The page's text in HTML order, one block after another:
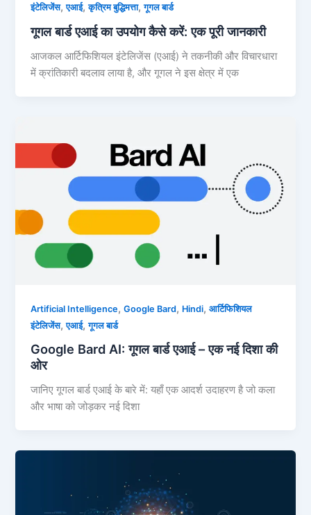
इंटेलिजेंस,एआई,कृत्रिम बुद्धिमत्ता,गूगल बार्ड
गूगल बार्ड एआई का उपयोग कैसे करें: एक पूरी जानकारी
आजकल आर्टिफिशियल इंटेलिजेंस (एआई) ने तकनीकी और विचारधारा
में क्रांतिकारी बदलाव लाया है, और गूगल ने इस क्षेत्र में एक
Artificial Intelligence,Google Bard, Hindi,आर्टिफिशियल
इंटेलिजेंस,एआई,गूगल बार्ड
Google Bard AI: गूगल बार्ड एआई – एक नई दिशा की
ओर
जानिए गूगल बार्ड एआई के बारे में: यहाँ एक आदर्श उदाहरण है जो कला
और भाषा को जोड़कर नई दिशा